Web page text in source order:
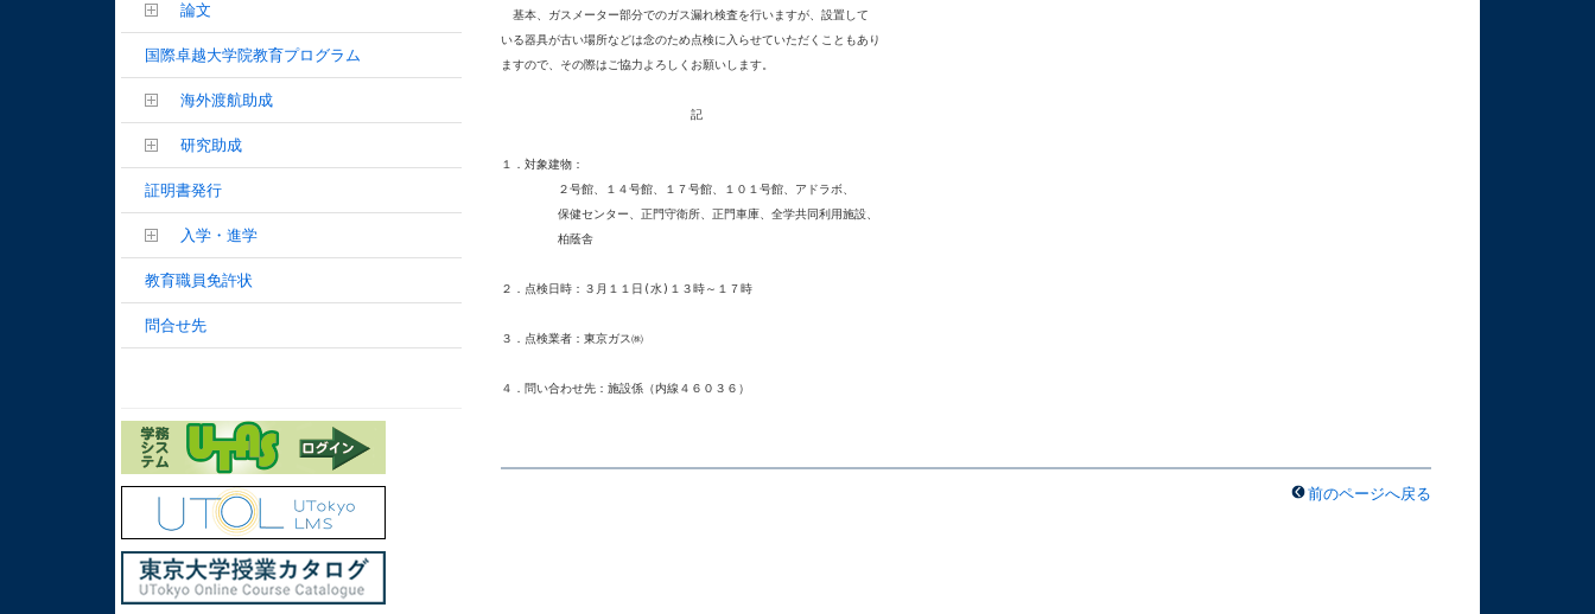
基本、ガスメーター部分でのガス漏れ検査を行いますが、設置して
いる器具が古い場所などは念のため点検に入らせていただくこともあり
ますので、その際はご協力よろしくお願いします。
記
１．対象建物：
	保健センター、正門守衛所、正門車庫、全学共同利用施設、
	柏蔭舎
２．点検日時：３月１１日(水)１３時～１７時
３．点検業者：東京ガス㈱
前のページへ戻る
論文
国際卓越大学院教育プログラム
海外渡航助成
研究助成
証明書発行
入学・進学
教育職員免許状
問合せ先